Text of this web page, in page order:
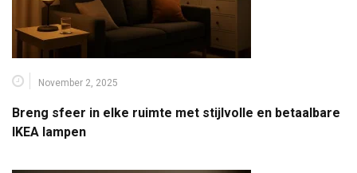
November 2, 2025
Breng sfeer in elke ruimte met stijlvolle en betaalbare
IKEA lampen